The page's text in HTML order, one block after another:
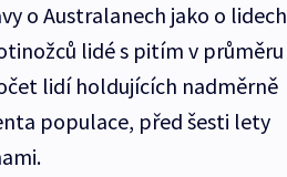
o Australanech jako o lidech
lidé s pitím v průměru
lidí holdujících nadměrně
populace, před šesti lety